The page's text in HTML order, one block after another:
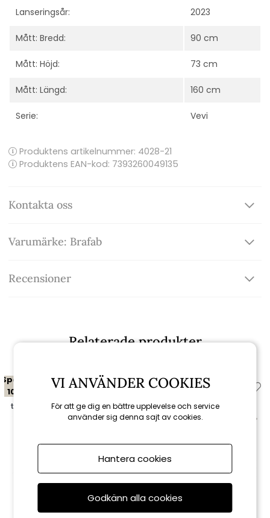
Lanseringsår: 2023
Mått: Bredd: 90 cm
Mått: Höjd: 73 cm
Mått: Längd: 160 cm
Serie: Vevi
Produktens artikelnummer: 4028-21
Produktens EAN-kod: 7393260049135
Kontakta oss
Varumärke: Brafab
Recensioner
Relaterade produkter
Spara
10%
till 16/8
Brafab
Spara
10%
till 16/8
Brafab
VI ANVÄNDER COOKIES
För att ge dig en bättre upplevelse och service
använder sig denna sajt av cookies.
Hantera cookies
Godkänn alla cookies